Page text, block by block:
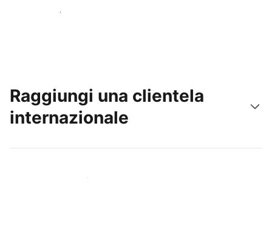
Inizia oggi stesso
Raggiungi una clientela
internazionale
Raggiungi subito nuovi ospiti